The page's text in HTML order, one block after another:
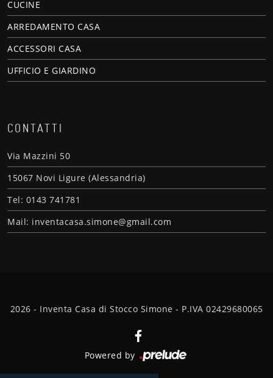
CUCINE
ARREDAMENTO CASA
ACCESSORI CASA
UFFICIO E GIARDINO
CONTATTI
Via Mazzini 50
15067 Novi Ligure (Alessandria)
Tel: 0143 741781
Mail: inventacasa.simone@gmail.com
2026 - Inventa Casa di Stocco Simone - P.IVA 02429680065
Powered by